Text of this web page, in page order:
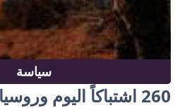
سياسة
260 اشتباكاً اليوم